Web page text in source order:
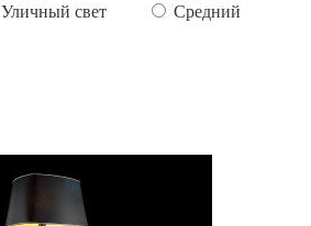
Уличный свет
Средний